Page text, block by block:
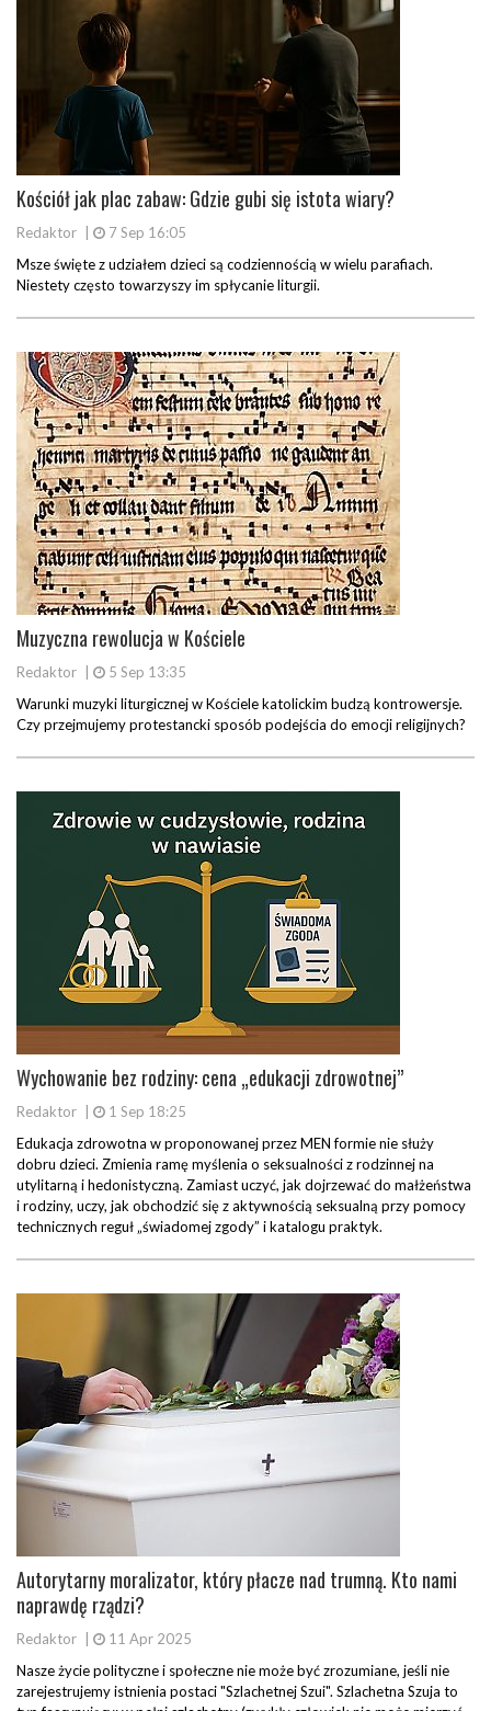
Kościół jak plac zabaw: Gdzie gubi się istota wiary?
Redaktor
7 Sep 16:05
Msze święte z udziałem dzieci są codziennością w wielu parafiach.
Niestety często towarzyszy im spłycanie liturgii.
Muzyczna rewolucja w Kościele
Redaktor
5 Sep 13:35
Warunki muzyki liturgicznej w Kościele katolickim budzą kontrowersje.
Czy przejmujemy protestancki sposób podejścia do emocji religijnych?
Wychowanie bez rodziny: cena „edukacji zdrowotnej”
Redaktor
1 Sep 18:25
Edukacja zdrowotna w proponowanej przez MEN formie nie służy
dobru dzieci. Zmienia ramę myślenia o seksualności z rodzinnej na
utylitarną i hedonistyczną. Zamiast uczyć, jak dojrzewać do małżeństwa
i rodziny, uczy, jak obchodzić się z aktywnością seksualną przy pomocy
technicznych reguł „świadomej zgody” i katalogu praktyk.
Autorytarny moralizator, który płacze nad trumną. Kto nami
naprawdę rządzi?
Redaktor
11 Apr 2025
Nasze życie polityczne i społeczne nie może być zrozumiane, jeśli nie
zarejestrujemy istnienia postaci "Szlachetnej Szui". Szlachetna Szuja to